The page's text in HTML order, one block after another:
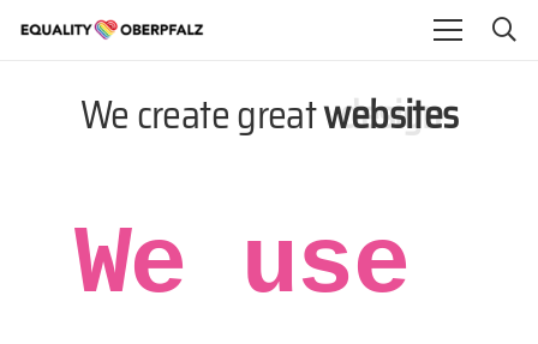
We create greatwebsites
design
We use